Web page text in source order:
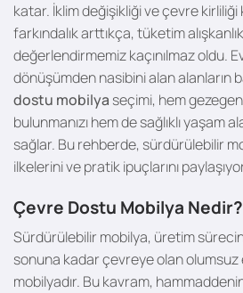
katar. İklim değişikliği ve çevre
farkındalık arttıkça, tüketim
değerlendirmemiz kaçınılmaz oldu.
dönüşümden nasibini alan alanların
dostu mobilya seçimi, hem
bulunmanızı hem de sağlıklı yaşam
sağlar. Bu rehberde, sürdürülebilir
ilkelerini ve pratik ipuçlarını
Çevre Dostu Mobilya Nedir?
Sürdürülebilir mobilya, üretim
sonuna kadar çevreye olan olumsuz
mobilyadır. Bu kavram,